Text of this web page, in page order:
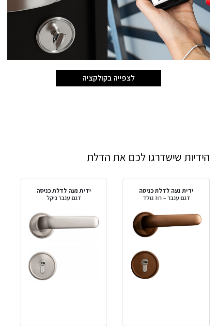
לצפייה בקולקציה
הידיות שישדרגו לכם את הדלת
ידית נעה לדלת כניסה
דגם ענבר – רוז גולד
ידית נעה לדלת כניסה
דגם ענבר ניקל